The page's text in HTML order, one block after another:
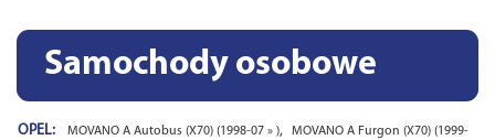
Samochody osobowe
OPEL: MOVANO A Autobus (X70) (1998-07 » ),
MOVANO A Furgon (X70) (1999-